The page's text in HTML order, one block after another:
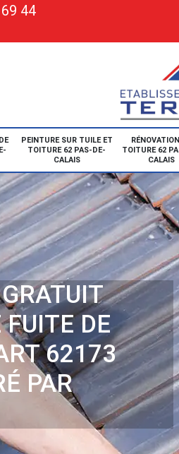
44
PEINTURE SUR TUILE ET
TOITURE 62 PAS-DE-
CALAIS
TOITURE 62
CALAIS
DE
62173
PAR